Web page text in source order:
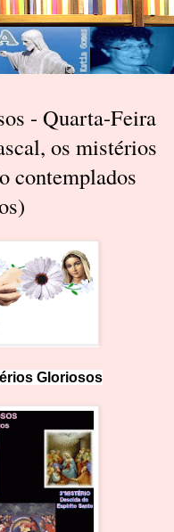
- Quarta-Feira
os mistérios
contemplados
Gloriosos